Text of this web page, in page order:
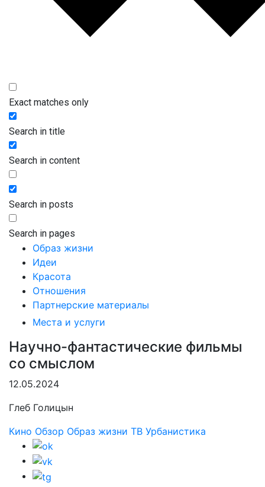
Exact matches only
Search in title
Search in content
Search in posts
Search in pages
Образ жизни
Идеи
Красота
Отношения
Партнерские материалы
Места и услуги
Научно-фантастические фильмы
со смыслом
12.05.2024
Глеб Голицын
Кино Обзор Образ жизни ТВ Урбанистика